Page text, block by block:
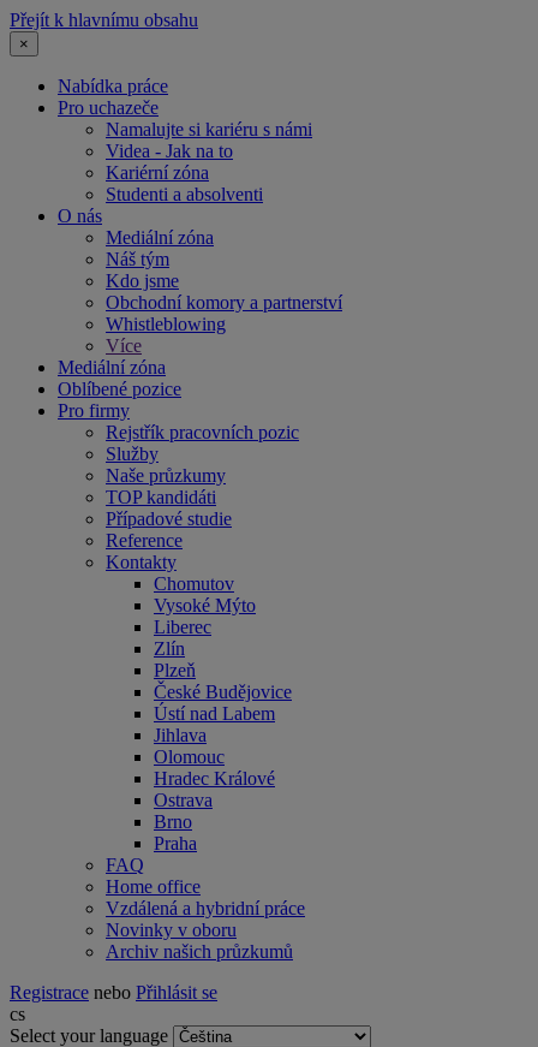
Přejít k hlavnímu obsahu
×
Nabídka práce
Pro uchazeče
Namalujte si kariéru s námi
Videa - Jak na to
Kariérní zóna
Studenti a absolventi
O nás
Mediální zóna
Náš tým
Kdo jsme
Obchodní komory a partnerství
Whistleblowing
Více
Mediální zóna
Oblíbené pozice
Pro firmy
Rejstřík pracovních pozic
Služby
Naše průzkumy
TOP kandidáti
Případové studie
Reference
Kontakty
Chomutov
Vysoké Mýto
Liberec
Zlín
Plzeň
České Budějovice
Ústí nad Labem
Jihlava
Olomouc
Hradec Králové
Ostrava
Brno
Praha
FAQ
Home office
Vzdálená a hybridní práce
Novinky v oboru
Archiv našich průzkumů
Registrace nebo Přihlásit se
cs
Select your language